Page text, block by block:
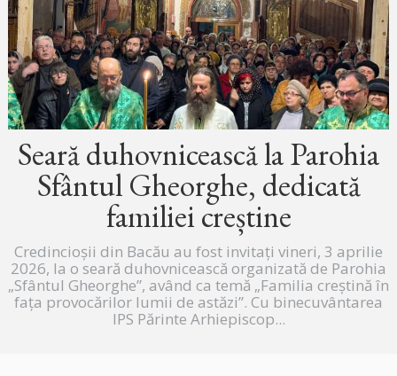
Seară duhovnicească la Parohia
Sfântul Gheorghe, dedicată
familiei creștine
Credincioșii din Bacău au fost invitați vineri, 3 aprilie
2026, la o seară duhovnicească organizată de Parohia
„Sfântul Gheorghe”, având ca temă „Familia creștină în
fața provocărilor lumii de astăzi”. Cu binecuvântarea
IPS Părinte Arhiepiscop...